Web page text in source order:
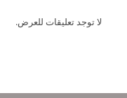
لا توجد تعليقات للعرض.